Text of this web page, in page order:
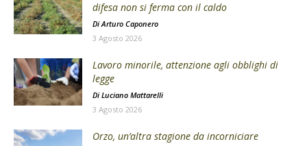
difesa non si ferma con il caldo
DiArturo Caponero
3 Agosto 2026
Lavoro minorile, attenzione agli obblighi di
legge
Di Luciano Mattarelli
3 Agosto 2026
Orzo, un’altra stagione da incorniciare